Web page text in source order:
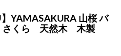
YAMASAKURA 山桜 バ
くら 天然木 木製